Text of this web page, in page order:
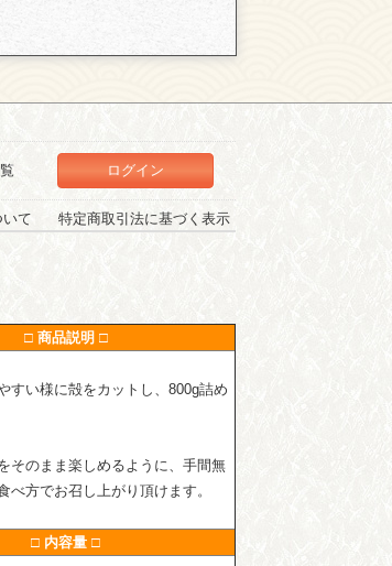
ログイン
て 特定商取引法に基づく表示
□ 商品説明 □
すい様に殻をカットし、800g詰め
そのまま楽しめるように、手間無
べ方でお召し上がり頂けます。
□ 内容量 □